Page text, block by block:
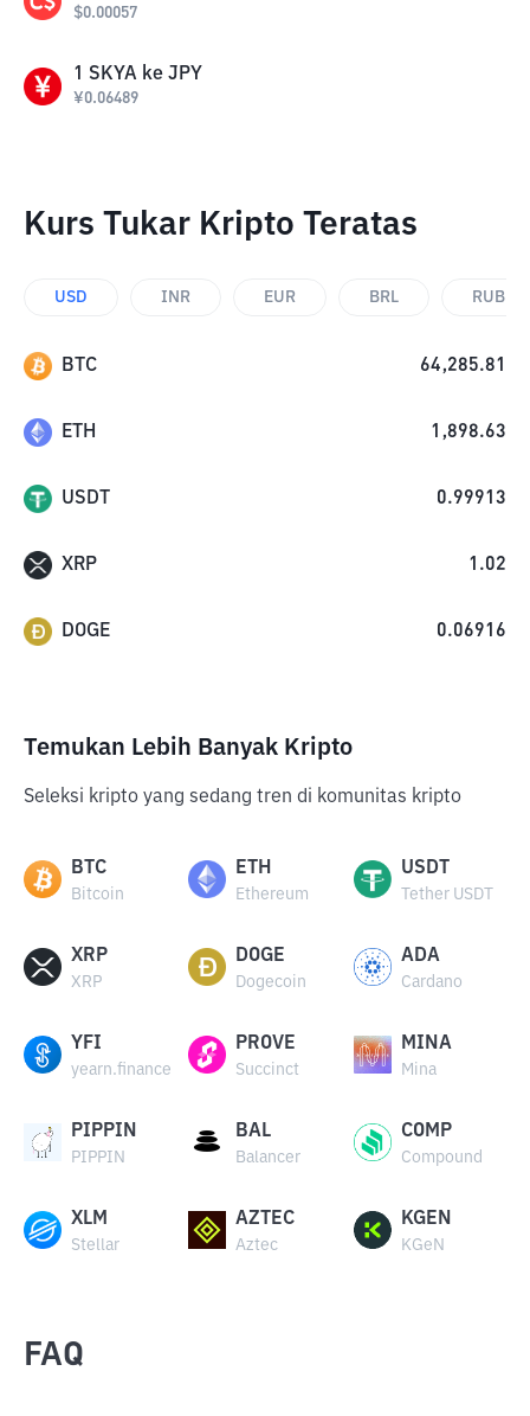
$0.00057
1 SKYA ke JPY
¥0.06489
Kurs Tukar Kripto Teratas
USD INR EUR BRL RUB
BTC 64,285.81
ETH 1,898.63
USDT 0.99913
XRP 1.02
DOGE 0.06916
Temukan Lebih Banyak Kripto
Seleksi kripto yang sedang tren di komunitas kripto
BTC
Bitcoin
ETH
Ethereum
USDT
Tether USDT
XRP
XRP
DOGE
Dogecoin
ADA
Cardano
YFI
yearn.finance
PROVE
Succinct
MINA
Mina
PIPPIN
PIPPIN
BAL
Balancer
COMP
Compound
XLM
Stellar
AZTEC
Aztec
KGEN
KGeN
FAQ